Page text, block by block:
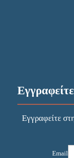
Εγγραφείτε
Εγγραφείτε
Email